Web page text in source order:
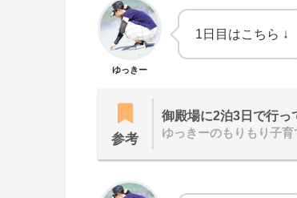
ゆっきー
1日目はこちら ↓
参考
御殿場に2泊3日で行っ
ゆっきーのもりもり子育